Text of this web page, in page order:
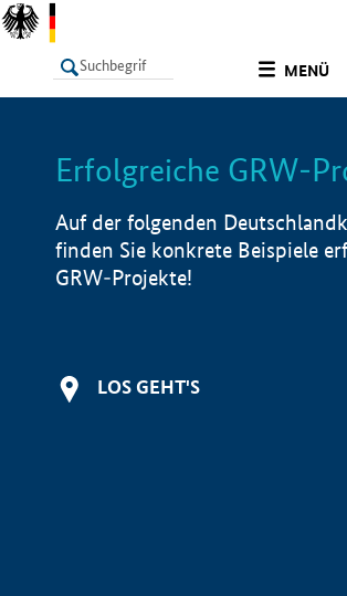
MENÜ
LISTE
Erfolgreiche GRW-
Auf der folgenden
finden Sie konkrete Beispiele
GRW-Projekte!
LOS GEHT'S